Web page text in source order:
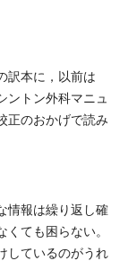
訳本に，以前は
ントン外科マニュ
正のおかげで読み
情報は繰り返し確
ても困らない。
しているのがうれ